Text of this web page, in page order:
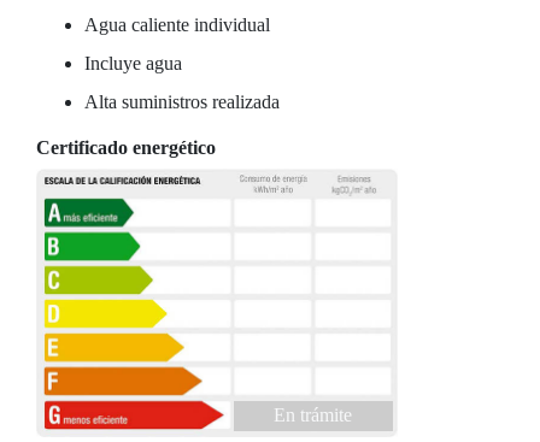
Agua caliente individual
Incluye agua
Alta suministros realizada
Certificado energético
En trámite